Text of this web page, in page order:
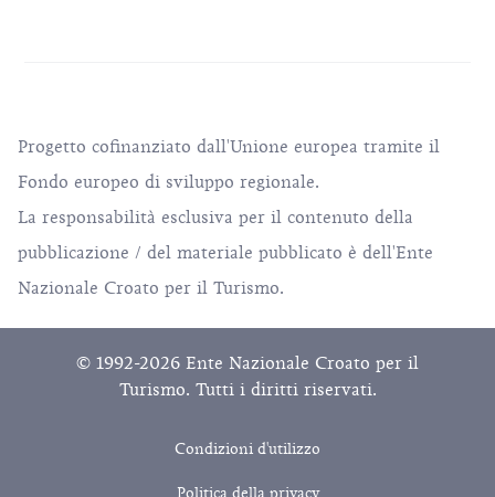
Progetto cofinanziato dall'Unione europea tramite il
Fondo europeo di sviluppo regionale.
La responsabilità esclusiva per il contenuto della
pubblicazione / del materiale pubblicato è dell'Ente
Nazionale Croato per il Turismo.
© 1992-2026 Ente Nazionale Croato per il
Turismo. Tutti i diritti riservati.
Condizioni d'utilizzo
Politica della privacy